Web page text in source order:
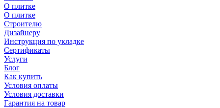
О плитке
О плитке
Строителю
Дизайнеру
Инструкция по укладке
Сертификаты
Услуги
Блог
Как купить
Условия оплаты
Условия доставки
Гарантия на товар